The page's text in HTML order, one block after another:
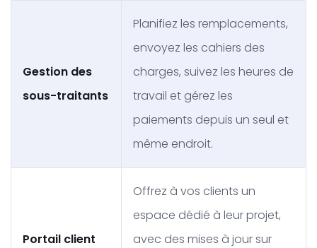
Gestion des
sous-traitants
Planifiez les remplacements,
envoyez les cahiers des
charges, suivez les heures de
travail et gérez les
paiements depuis un seul et
même endroit.
Portail client
Offrez à vos clients un
espace dédié à leur projet,
avec des mises à jour sur